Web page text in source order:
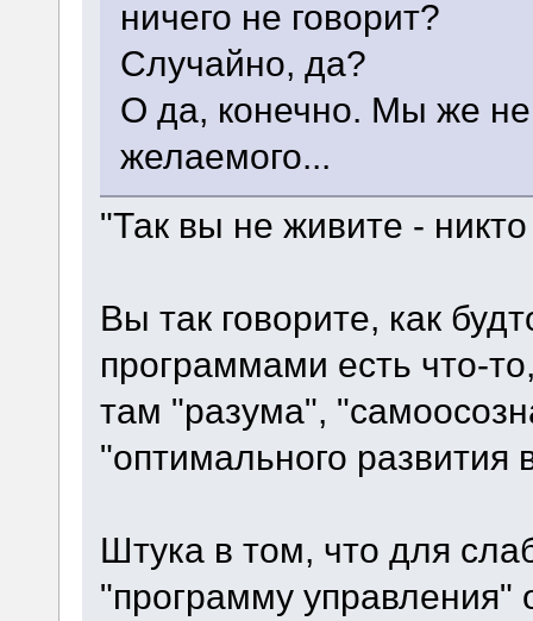
ничего не говорит?
Случайно, да?
О да, конечно. Мы же
желаемого...
"Так вы не живите -
Вы так говорите, как
программами есть что-
там "разума",
"оптимального развития
Штука в том, что для
"программу